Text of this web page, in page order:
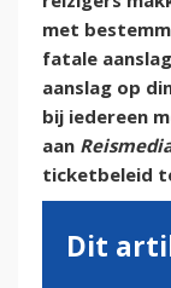
met
fatale
aanslag op
bij iedereen
aan
ticketbeleid
Dit